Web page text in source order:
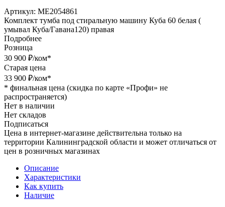
Артикул: МЕ2054861
Комплект тумба под стиральную машину Куба 60 белая (
умывал Куба/Гавана120) правая
Подробнее
Розница
30 900 ₽/ком*
Старая цена
33 900 ₽/ком*
* финальная цена (скидка по карте «Профи» не
распространяется)
Нет в наличии
Нет складов
Подписаться
Цена в интернет-магазине действительна только на
территории Калининградской области и может отличаться от
цен в розничных магазинах
Описание
Характеристики
Как купить
Наличие